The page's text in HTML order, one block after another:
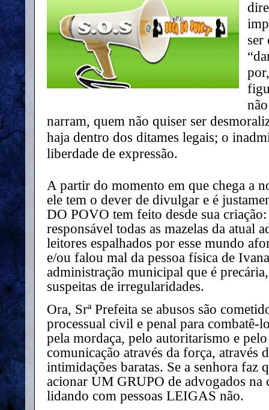
ser
narram, quem não quiser ser
haja dentro dos ditames legais; o
liberdade de expressão.
A partir do momento em que chega a
ele tem o dever de divulgar e é
DO POVO tem feito desde sua
responsável todas as mazelas da atual
leitores espalhados por esse mundo
e/ou falou mal da pessoa física de
administração municipal que é
suspeitas de irregularidades.
Ora, Srª Prefeita se abusos são
processual civil e penal para combatê-
pela mordaça, pelo autoritarismo e
comunicação através da força, através
intimidações baratas. Se a senhora faz
acionar UM GRUPO de advogados na
lidando com pessoas LEIGAS não.